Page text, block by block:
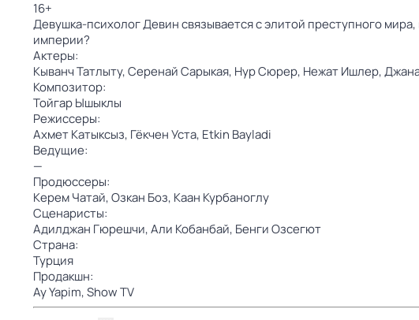
16+
Девушка-психолог Девин связывается с элитой преступного
империи?
Актеры:
Кыванч Татлыту,Серенай Сарыкая, Нур Сюрер, Нежат Ишлер,
Композитор:
Тойгар Ышыклы
Режиссеры:
Ахмет Катыксыз, Гёкчен Уста, Etkin Bayladi
Ведущие:
—
Продюссеры:
Керем Чатай,Озкан Боз, Каан Курбаноглу
Сценаристы:
Адилджан Гюрешчи,Али Кобанбай, Бенги Озсегют
Страна:
Турция
Продакшн:
Ay Yapim,Show TV